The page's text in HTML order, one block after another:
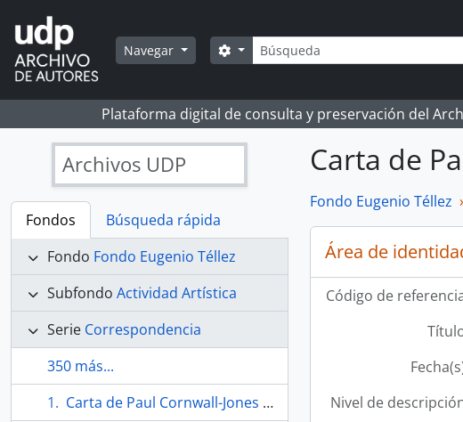
Skip to main content
Navegar Búsqueda
Search options
Plataforma digital de consulta y preservación del
Archivos UDP
Fondos
Búsqueda rápida
Fondo Fondo Eugenio Téllez
Subfondo Actividad Artística
Serie Correspondencia
350 más...
Carta de Paul Cornwall-Jones a Téllez.
Carta de
Fondo Eugenio Téllez
Área de
Código de
Nivel de